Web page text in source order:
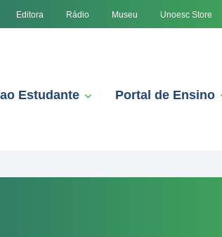
Editora Rádio Museu Unoesc Store
Estudante Portal de Ensino